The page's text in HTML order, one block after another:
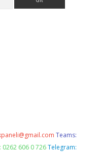
Teams:
606 0 726 Telegram: